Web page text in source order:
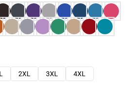
2XL 3XL
4XL